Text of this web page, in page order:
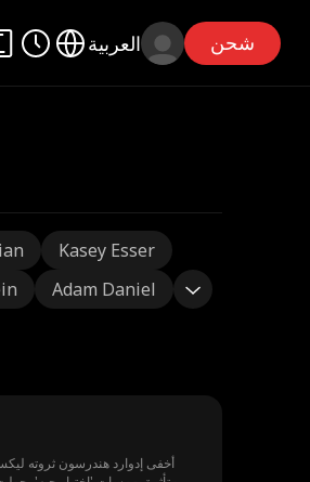
العربية شحن
Kasey Esser
Adam Daniel
أخفى إدوارد هندرسون ثروته